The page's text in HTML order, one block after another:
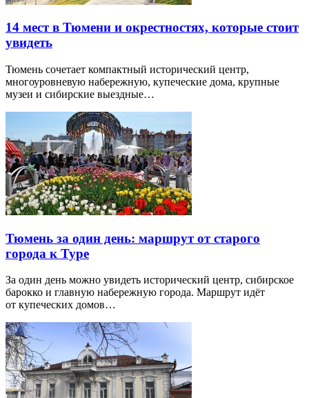
14 мест в Тюмени и окрестностях, которые стоит
увидеть
Тюмень сочетает компактный исторический центр,
многоуровневую набережную, купеческие дома, крупные
музеи и сибирские выездные…
Тюмень за один день: маршрут от старого
города к Туре
За один день можно увидеть исторический центр, сибирское
барокко и главную набережную города. Маршрут идёт
от купеческих домов…